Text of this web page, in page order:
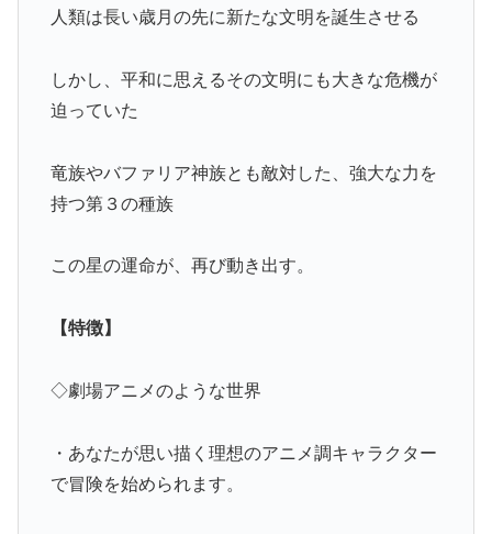
人類は長い歳月の先に新たな文明を誕生させる
しかし、平和に思えるその文明にも大きな危機が
迫っていた
竜族やバファリア神族とも敵対した、強大な力を
持つ第３の種族
この星の運命が、再び動き出す。
【特徴】
◇劇場アニメのような世界
・あなたが思い描く理想のアニメ調キャラクター
で冒険を始められます。